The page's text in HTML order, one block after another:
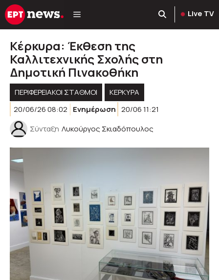
Μετάβαση
σε
Live TV
Κέρκυρα: Έκθεση της
Καλλιτεχνικής Σχολής στη
Δημοτική Πινακοθήκη
ΠΕΡΙΦΕΡΕΙΑΚΟΊ ΣΤΑΘΜΟΊ
ΚΕΡΚΥΡΑ
20/06/26 08:02
Ενημέρωση 20/06 11:21
Σύνταξη Λυκούργος Σκιαδόπουλος